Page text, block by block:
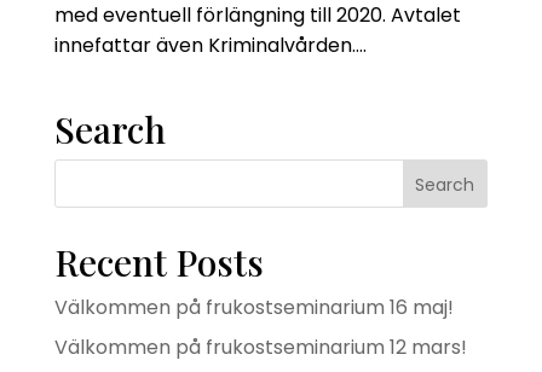
med eventuell förlängning till 2020. Avtalet
innefattar även Kriminalvården....
Search
Recent Posts
Välkommen på frukostseminarium 16 maj!
Välkommen på frukostseminarium 12 mars!